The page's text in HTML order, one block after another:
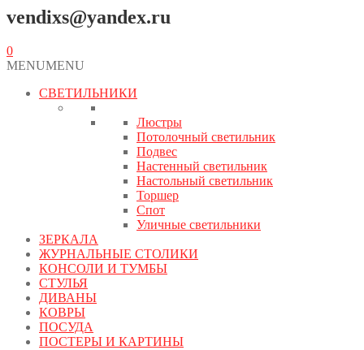
vendixs@yandex.ru
0
MENUMENU
СВЕТИЛЬНИКИ
Люстры
Потолочный светильник
Подвес
Настенный светильник
Настольный светильник
Торшер
Спот
Уличные светильники
ЗЕРКАЛА
ЖУРНАЛЬНЫЕ СТОЛИКИ
КОНСОЛИ И ТУМБЫ
СТУЛЬЯ
ДИВАНЫ
КОВРЫ
ПОСУДА
ПОСТЕРЫ И КАРТИНЫ